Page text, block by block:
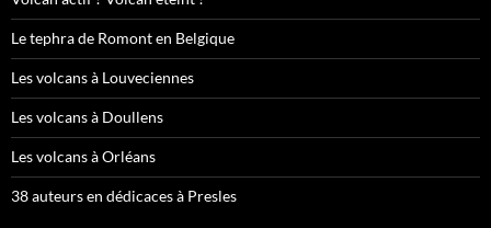
Le tephra de Romont en Belgique
Les volcans à Louveciennes
Les volcans à Doullens
Les volcans à Orléans
38 auteurs en dédicaces à Presles